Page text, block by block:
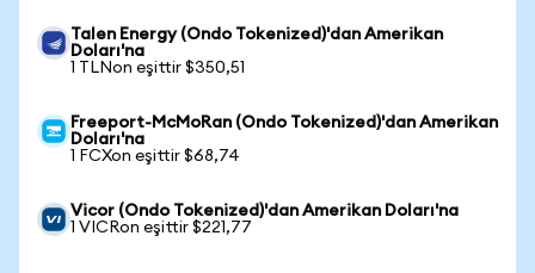
Talen Energy (Ondo Tokenized)'dan Amerikan
Doları'na
1 TLNon eşittir $350,51
Freeport-McMoRan (Ondo Tokenized)'dan Amerikan
Doları'na
1 FCXon eşittir $68,74
Vicor (Ondo Tokenized)'dan Amerikan Doları'na
1 VICRon eşittir $221,77